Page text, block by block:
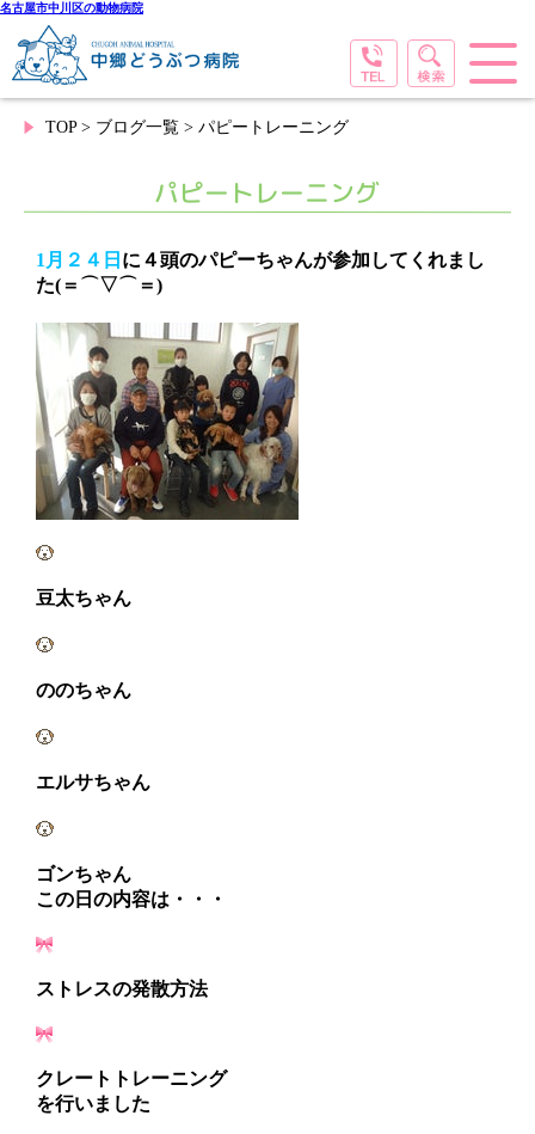
名古屋市中川区の動物病院
TOP> ブログ一覧 > パピートレーニング
パピートレーニング
1月２４日 に４頭のパピーちゃんが参加してくれまし
た(＝⌒▽⌒＝)
豆太ちゃん
ののちゃん
エルサちゃん
ゴンちゃん
この日の内容は・・・
ストレスの発散方法
クレートトレーニング
を行いました